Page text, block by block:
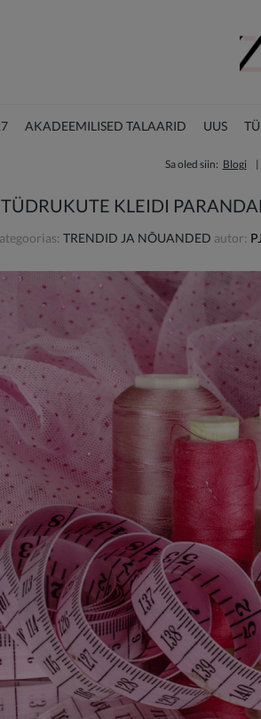
AKADEEMILISED TALAARID UUS
Sa oled siin: Blogi
KLEIDI
TRENDID JA NÕUANDED autor: PJ